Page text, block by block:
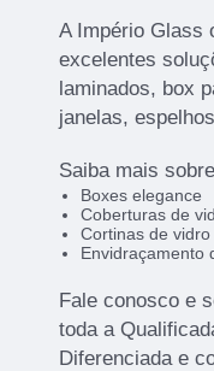
A Império Glass
excelentes
laminados, box
janelas,
Saiba mais
Boxes elegance
Coberturas de
Cortinas de vidro
Envidraçamento
Fale conosco e
toda a
Diferenciada e